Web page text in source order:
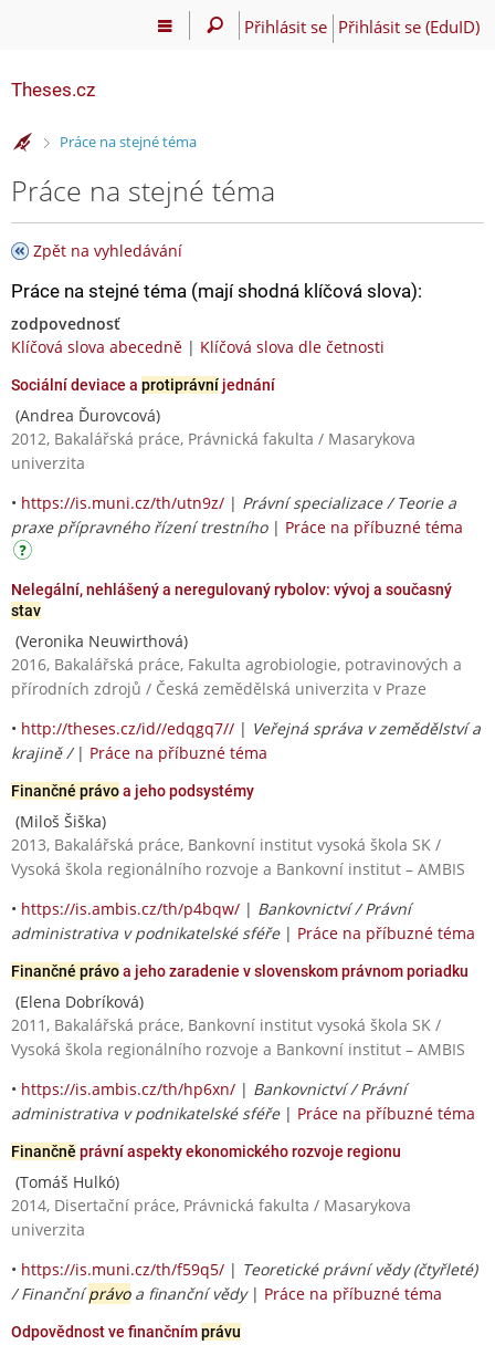
Přihlásit se Přihlásit se (EduID)
Theses.cz
>Práce na stejné téma
Práce na stejné téma
Zpět na vyhledávání
Práce na stejné téma (mají shodná klíčová slova):
zodpovednosť
Klíčová slova abecedně | Klíčová slova dle četnosti
Sociální deviace a protiprávní jednání
(Andrea Ďurovcová)
2012, Bakalářská práce, Právnická fakulta / Masarykova
univerzita
• https://is.muni.cz/th/utn9z/ | Právní specializace / Teorie a
praxe přípravného řízení trestního| Práce na příbuzné téma
Nelegální, nehlášený a neregulovaný rybolov: vývoj a současný
stav
(Veronika Neuwirthová)
2016, Bakalářská práce, Fakulta agrobiologie, potravinových a
přírodních zdrojů / Česká zemědělská univerzita v Praze
• http://theses.cz/id//edqgq7// | Veřejná správa v zemědělství a
krajině / | Práce na příbuzné téma
Finančné právoa jeho podsystémy
(Miloš Šiška)
2013, Bakalářská práce, Bankovní institut vysoká škola SK /
Vysoká škola regionálního rozvoje a Bankovní institut – AMBIS
• https://is.ambis.cz/th/p4bqw/ | Bankovnictví / Právní
administrativa v podnikatelské sféře| Práce na příbuzné téma
Finančné právoa jeho zaradenie v slovenskom právnom poriadku
(Elena Dobríková)
2011, Bakalářská práce, Bankovní institut vysoká škola SK /
Vysoká škola regionálního rozvoje a Bankovní institut – AMBIS
• https://is.ambis.cz/th/hp6xn/ | Bankovnictví / Právní
administrativa v podnikatelské sféře| Práce na příbuzné téma
Finančně právní aspekty ekonomického rozvoje regionu
(Tomáš Hulkó)
2014, Disertační práce, Právnická fakulta / Masarykova
univerzita
• https://is.muni.cz/th/f59q5/ | Teoretické právní vědy (čtyřleté)
/ Finančníprávoa finanční vědy| Práce na příbuzné téma
Odpovědnost ve finančnímprávu